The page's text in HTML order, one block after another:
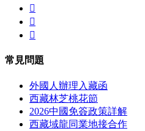



常見問題
外國人辦理入藏函
西藏林芝桃花節
2026中國免簽政策詳解
西藏域龍同業地接合作